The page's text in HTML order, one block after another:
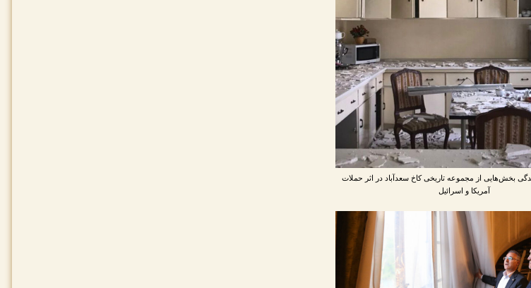
بخش‌هایی از مجموعه تاریخی کاخ سعدآباد در اثر حملات
آمریکا و اسرائیل